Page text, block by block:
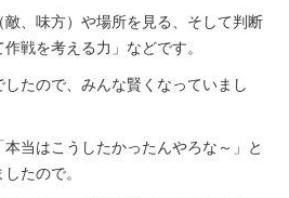
、味方）や場所を見る、そして判断
戦を考える力」などです。
たので、みんな賢くなっていまし
当はこうしたかったんやろな～」と
たので。